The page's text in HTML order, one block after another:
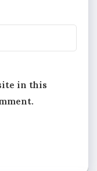
in this